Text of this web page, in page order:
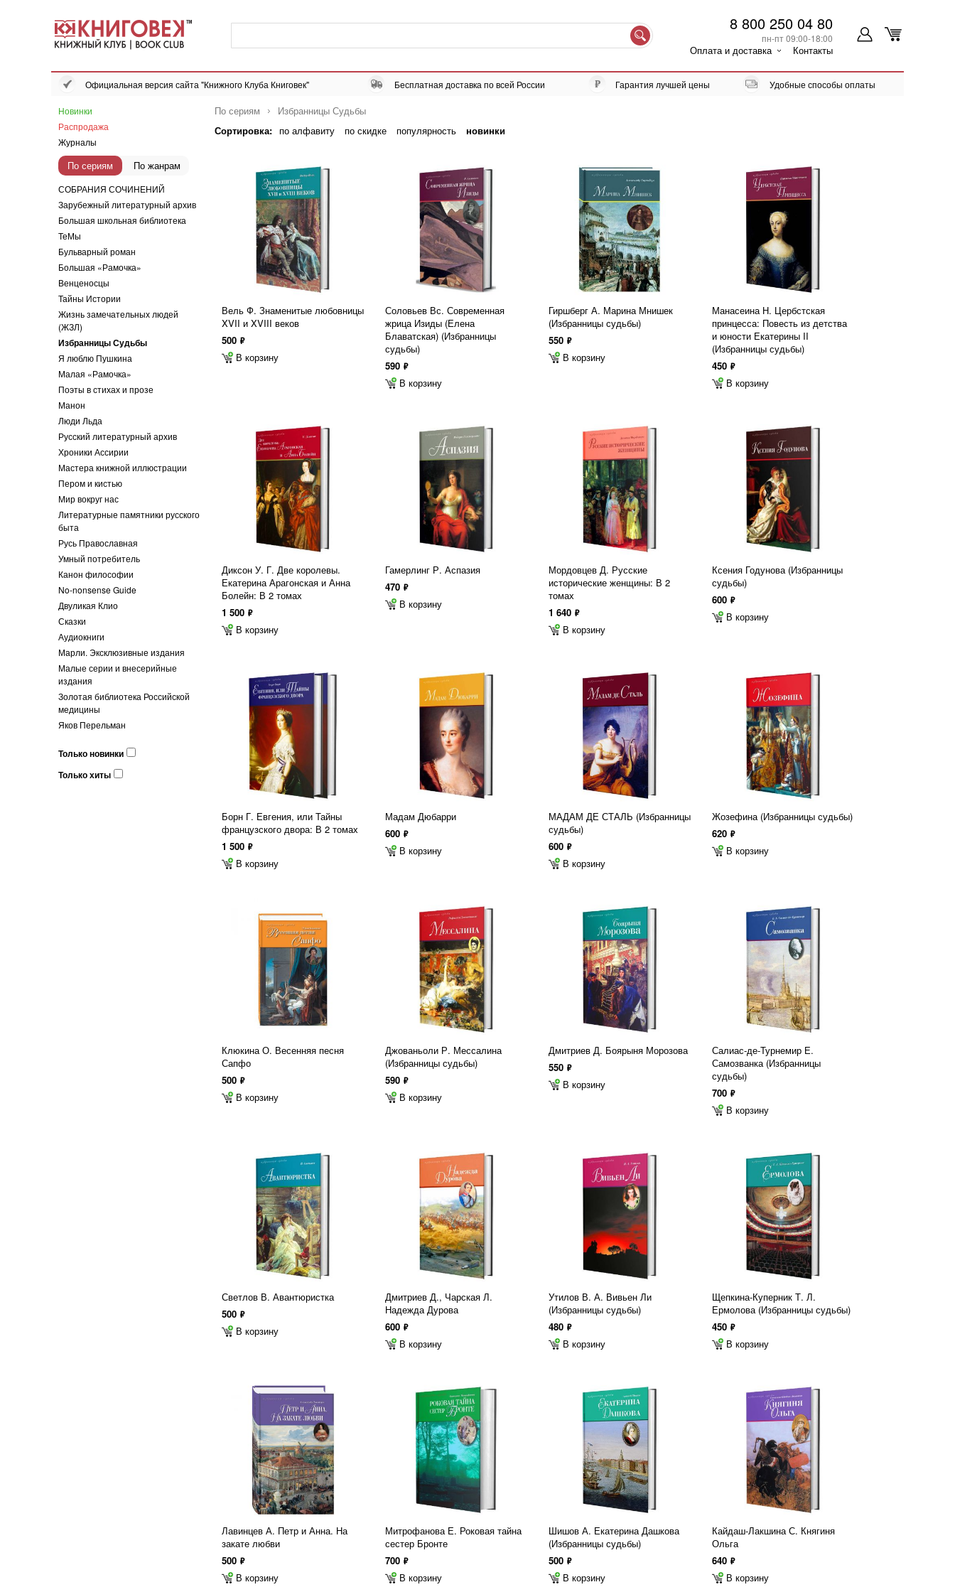
8 800 250 04 80
пн-пт 09:00-18:00
Оплата и доставка Контакты
Официальная версия сайта "Книжного Клуба Книговек" Бесплатная доставка по всей России Гарантия лучшей цены Удобные способы оплаты
Новинки
Распродажа
Журналы
По сериям По жанрам
СОБРАНИЯ СОЧИНЕНИЙ
Зарубежный литературный архив
Большая школьная библиотека
ТеМы
Бульварный роман
Большая «Рамочка»
Венценосцы
Тайны Истории
Жизнь замечательных людей
(ЖЗЛ)
Избранницы Судьбы
Я люблю Пушкина
Малая «Рамочка»
Поэты в стихах и прозе
Манон
Люди Льда
Русский литературный архив
Хроники Ассирии
Мастера книжной иллюстрации
Пером и кистью
Мир вокруг нас
Литературные памятники русского
быта
Русь Православная
Умный потребитель
Канон философии
No-nonsense Guide
Двуликая Клио
Сказки
Аудиокниги
Марли. Эксклюзивные издания
Малые серии и внесерийные
издания
Золотая библиотека Российской
медицины
Яков Перельман
Только новинки
Только хиты
По сериям
Избранницы Судьбы
Сортировка: по алфавиту по скидке популярность новинки
Вель Ф. Знаменитые любовницы
XVII и XVIII веков
500 ф
В корзину
Соловьев Вс. Современная
жрица Изиды (Елена
Блаватская) (Избранницы
судьбы)
590 ф
В корзину
Гиршберг А. Марина Мнишек
(Избранницы судьбы)
550 ф
В корзину
Манасеина Н. Цербстская
принцесса: Повесть из детства
и юности Екатерины II
(Избранницы судьбы)
450 ф
В корзину
Диксон У. Г. Две королевы.
Екатерина Арагонская и Анна
Болейн: В 2 томах
1 500 ф
В корзину
Гамерлинг Р. Аспазия
470 ф
В корзину
Мордовцев Д. Русские
исторические женщины: В 2
томах
1 640 ф
В корзину
Ксения Годунова (Избранницы
судьбы)
600 ф
В корзину
Борн Г. Евгения, или Тайны
французского двора: В 2 томах
1 500 ф
В корзину
Мадам Дюбарри
600 ф
В корзину
МАДАМ ДЕ СТАЛЬ (Избранницы
судьбы)
600 ф
В корзину
Жозефина (Избранницы судьбы)
620 ф
В корзину
Клюкина О. Весенняя песня
Сапфо
500 ф
В корзину
Джованьоли Р. Мессалина
(Избранницы судьбы)
590 ф
В корзину
Дмитриев Д. Боярыня Морозова
550 ф
В корзину
Салиас-де-Турнемир Е.
Самозванка (Избранницы
судьбы)
700 ф
В корзину
Светлов В. Авантюристка
500 ф
В корзину
Дмитриев Д., Чарская Л.
Надежда Дурова
600 ф
В корзину
Утилов В. А. Вивьен Ли
(Избранницы судьбы)
480 ф
В корзину
Щепкина-Куперник Т. Л.
Ермолова (Избранницы судьбы)
450 ф
В корзину
Лавинцев А. Петр и Анна. На
закате любви
500 ф
В корзину
Митрофанова Е. Роковая тайна
сестер Бронте
700 ф
В корзину
Шишов А. Екатерина Дашкова
(Избранницы судьбы)
500 ф
В корзину
Кайдаш-Лакшина С. Княгиня
Ольга
640 ф
В корзину